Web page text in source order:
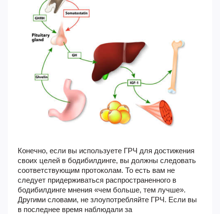
Конечно, если вы используете ГРЧ для достижения
своих целей в бодибилдинге, вы должны следовать
соответствующим протоколам. То есть вам не
следует придерживаться распространенного в
бодибилдинге мнения «чем больше, тем лучше».
Другими словами, не злоупотребляйте ГРЧ. Если вы
в последнее время наблюдали за